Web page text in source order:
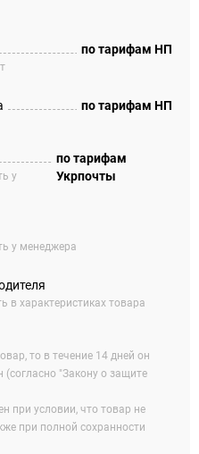
по тарифам НП
по тарифам НП
у
по тарифам
Укрпочты
у менеджера
в характеристиках товара
то в течение 14 дней он
"Закону о защите
при условии, что товар не
при полной сохранности